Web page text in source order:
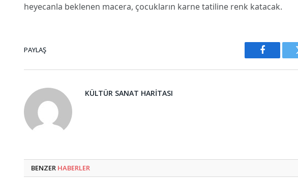
heyecanla beklenen macera, çocukların karne tatiline renk katacak.
PAYLAŞ
Facebook
KÜLTÜR SANAT HARITASI
BENZER HABERLER